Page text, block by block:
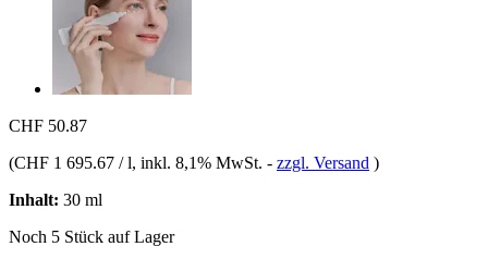
CHF 50.87
(CHF 1 695.67 / l, inkl. 8,1% MwSt. - zzgl. Versand )
Inhalt: 30 ml
Noch 5 Stück auf Lager